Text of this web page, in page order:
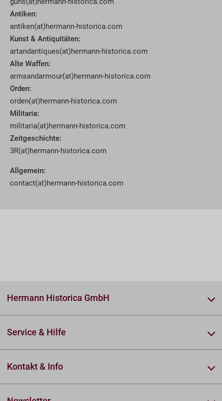
Antiken:
antiken(at)hermann-historica.com
Kunst & Antiquitäten:
artandantiques(at)hermann-historica.com
Alte Waffen:
armsandarmour(at)hermann-historica.com
Orden:
orden(at)hermann-historica.com
Militaria:
militaria(at)hermann-historica.com
Zeitgeschichte:
3R(at)hermann-historica.com
Allgemein:
contact(at)hermann-historica.com
Hermann Historica GmbH
Service & Hilfe
Kontakt & Info